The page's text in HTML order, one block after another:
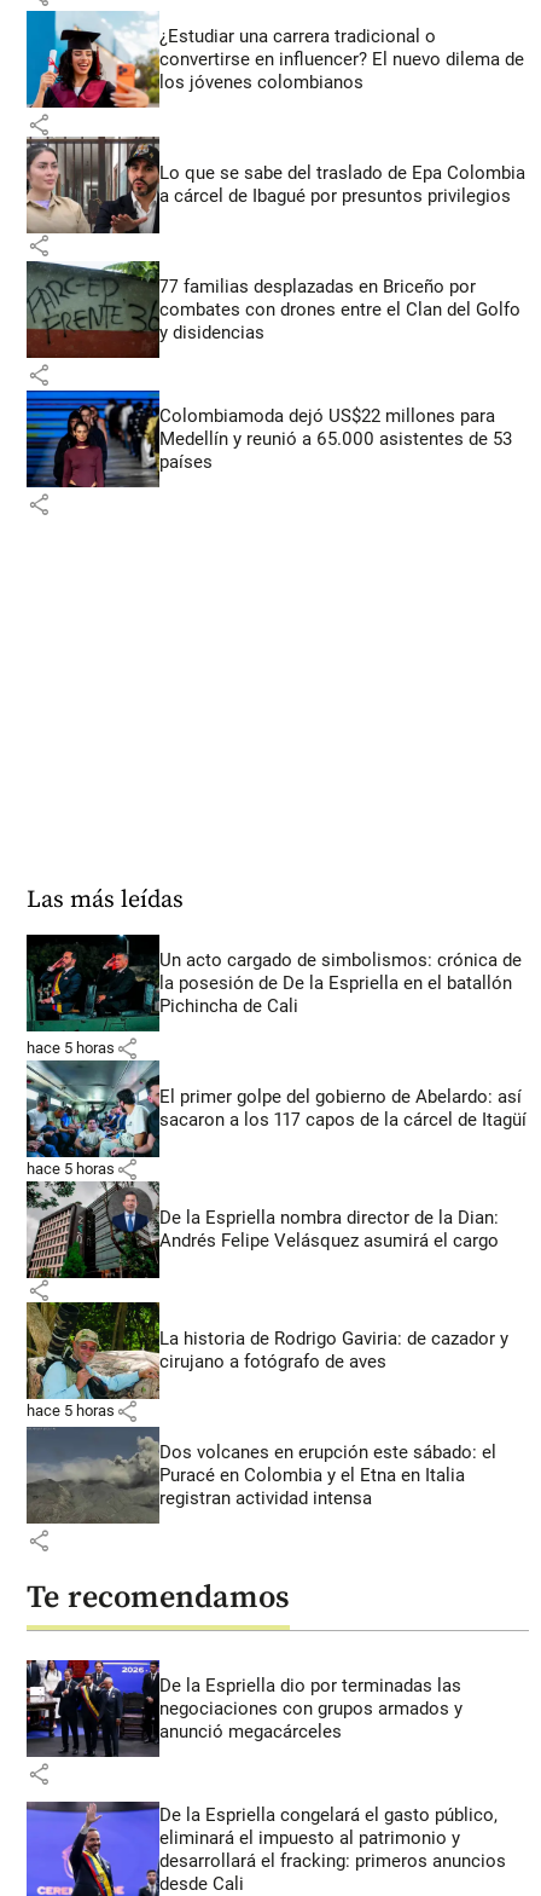
¿Estudiar una carrera tradicional o
convertirse en influencer? El nuevo dilema de
los jóvenes colombianos
share
Lo que se sabe del traslado de Epa Colombia
a cárcel de Ibagué por presuntos privilegios
share
77 familias desplazadas en Briceño por
combates con drones entre el Clan del Golfo
y disidencias
share
Colombiamoda dejó US$22 millones para
Medellín y reunió a 65.000 asistentes de 53
países
share
Las más leídas
Un acto cargado de simbolismos: crónica de
la posesión de De la Espriella en el batallón
Pichincha de Cali
hace 5 horas share
El primer golpe del gobierno de Abelardo: así
sacaron a los 117 capos de la cárcel de Itagüí
hace 5 horas share
De la Espriella nombra director de la Dian:
Andrés Felipe Velásquez asumirá el cargo
share
La historia de Rodrigo Gaviria: de cazador y
cirujano a fotógrafo de aves
hace 5 horas share
Dos volcanes en erupción este sábado: el
Puracé en Colombia y el Etna en Italia
registran actividad intensa
share
Te recomendamos
De la Espriella dio por terminadas las
negociaciones con grupos armados y
anunció megacárceles
share
De la Espriella congelará el gasto público,
eliminará el impuesto al patrimonio y
desarrollará el fracking: primeros anuncios
desde Cali